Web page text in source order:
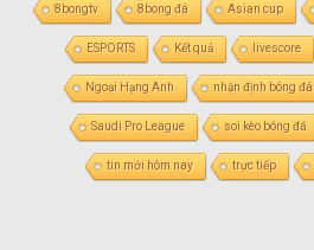
8bongtv 8bong đá Asian cup
ESPORTS Kết quả livescore
Ngoại Hạng Anh nhận định bóng đá
Saudi Pro League soi kèo bóng đá
tin mới hôm nay trực tiếp